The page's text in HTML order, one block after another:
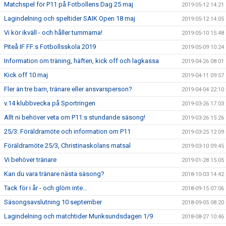
Matchspel för P11 på Fotbollens Dag 25 maj 2019-05-12 14:21
Lagindelning och speltider SAIK Open 18 maj 2019-05-12 14:05
Vi kör ikväll - och håller tummarna! 2019-05-10 15:48
Piteå IF FF:s Fotbollsskola 2019 2019-05-09 10:24
Information om träning, häften, kick off och lagkassa 2019-04-26 08:01
Kick off 10 maj 2019-04-11 09:57
Fler än tre barn, tränare eller ansvarsperson? 2019-04-04 22:10
v.14 klubbvecka på Sportringen 2019-03-26 17:03
Allt ni behöver veta om P11:s stundande säsong! 2019-03-26 15:26
25/3: Föräldramöte och information om P11 2019-03-25 12:09
Föräldramöte 25/3, Christinaskolans matsal 2019-03-10 09:45
Vi behöver tränare 2019-01-28 15:05
Kan du vara tränare nästa säsong? 2018-10-03 14:42
Tack för i år - och glöm inte... 2018-09-15 07:06
Säsongsavslutning 10 september 2018-09-05 08:20
Lagindelning och matchtider Munksundsdagen 1/9 2018-08-27 10:46